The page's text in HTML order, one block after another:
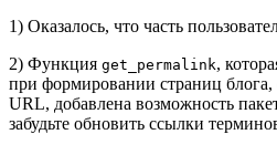
1) Оказалось, что часть
2) Функция get_permalink,
при формировании страниц блога,
URL, добавлена возможность
забудьте обновить ссылки